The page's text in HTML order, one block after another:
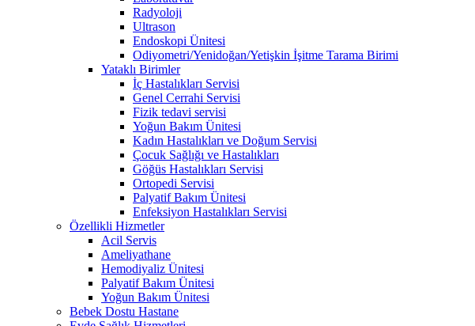
Radyoloji
Ultrason
Endoskopi Ünitesi
Odiyometri/Yenidoğan/Yetişkin İşitme Tarama Birimi
Yataklı Birimler
İç Hastalıkları Servisi
Genel Cerrahi Servisi
Fizik tedavi servisi
Yoğun Bakım Ünitesi
Kadın Hastalıkları ve Doğum Servisi
Çocuk Sağlığı ve Hastalıkları
Göğüs Hastalıkları Servisi
Ortopedi Servisi
Palyatif Bakım Ünitesi
Enfeksiyon Hastalıkları Servisi
Özellikli Hizmetler
Acil Servis
Ameliyathane
Hemodiyaliz Ünitesi
Palyatif Bakım Ünitesi
Yoğun Bakım Ünitesi
Bebek Dostu Hastane